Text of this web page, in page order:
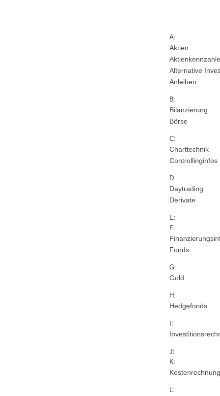
A:
Aktien
Alternative
Anleihen
B:
Bilanzierung
Börse
C:
Charttechnik
Controllinginfos
D:
Daytrading
Derivate
E:
F:
Fonds
G:
Gold
H:
Hedgefonds
I:
J:
K:
Kostenrechnung
L: